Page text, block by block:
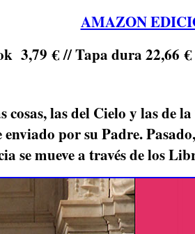
AMAZON
3,79 € // Tapa dura 22,66
las del Cielo y las de
por su Padre.
se mueve a través de los